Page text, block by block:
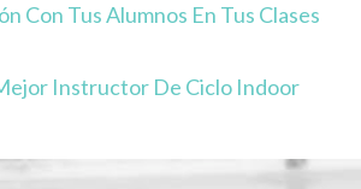
Con Tus Alumnos En Tus Clases
Instructor De Ciclo Indoor